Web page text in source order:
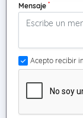
Mensaje *
Acepto recibir